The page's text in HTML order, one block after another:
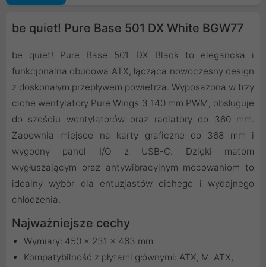
be quiet! Pure Base 501 DX White BGW77
be quiet! Pure Base 501 DX Black to elegancka i
funkcjonalna obudowa ATX, łącząca nowoczesny design
z doskonałym przepływem powietrza. Wyposażona w trzy
ciche wentylatory Pure Wings 3 140 mm PWM, obsługuje
do sześciu wentylatorów oraz radiatory do 360 mm.
Zapewnia miejsce na karty graficzne do 368 mm i
wygodny panel I/O z USB-C. Dzięki matom
wygłuszającym oraz antywibracyjnym mocowaniom to
idealny wybór dla entuzjastów cichego i wydajnego
chłodzenia.
Najważniejsze cechy
Wymiary: 450 x 231 x 463 mm
Kompatybilność z płytami głównymi: ATX, M-ATX,